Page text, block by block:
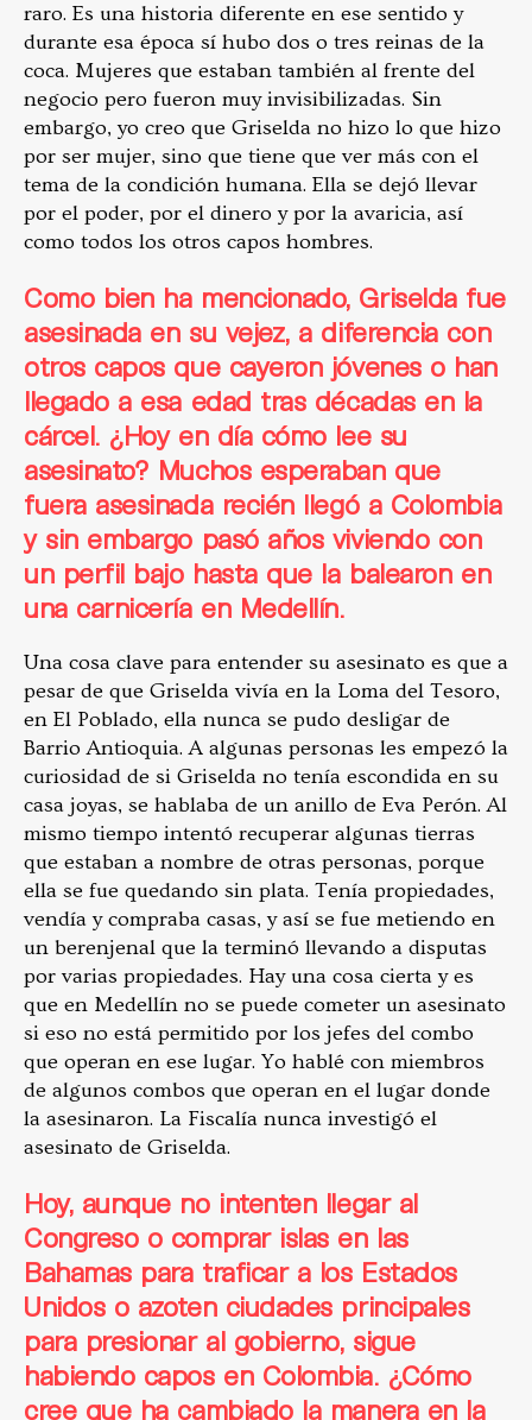
raro. Es una historia diferente en ese sentido y
durante esa época sí hubo dos o tres reinas de la
coca. Mujeres que estaban también al frente del
negocio pero fueron muy invisibilizadas. Sin
embargo, yo creo que Griselda no hizo lo que hizo
por ser mujer, sino que tiene que ver más con el
tema de la condición humana. Ella se dejó llevar
por el poder, por el dinero y por la avaricia, así
como todos los otros capos hombres.
Como bien ha mencionado, Griselda fue
asesinada en su vejez, a diferencia con
otros capos que cayeron jóvenes o han
llegado a esa edad tras décadas en la
cárcel. ¿Hoy en día cómo lee su
asesinato? Muchos esperaban que
fuera asesinada recién llegó a Colombia
y sin embargo pasó años viviendo con
un perfil bajo hasta que la balearon en
una carnicería en Medellín.
Una cosa clave para entender su asesinato es que a
pesar de que Griselda vivía en la Loma del Tesoro,
en El Poblado, ella nunca se pudo desligar de
Barrio Antioquia. A algunas personas les empezó la
curiosidad de si Griselda no tenía escondida en su
casa joyas, se hablaba de un anillo de Eva Perón. Al
mismo tiempo intentó recuperar algunas tierras
que estaban a nombre de otras personas, porque
ella se fue quedando sin plata. Tenía propiedades,
vendía y compraba casas, y así se fue metiendo en
un berenjenal que la terminó llevando a disputas
por varias propiedades. Hay una cosa cierta y es
que en Medellín no se puede cometer un asesinato
si eso no está permitido por los jefes del combo
que operan en ese lugar. Yo hablé con miembros
de algunos combos que operan en el lugar donde
la asesinaron. La Fiscalía nunca investigó el
asesinato de Griselda.
Hoy, aunque no intenten llegar al
Congreso o comprar islas en las
Bahamas para traficar a los Estados
Unidos o azoten ciudades principales
para presionar al gobierno, sigue
habiendo capos en Colombia. ¿Cómo
cree que ha cambiado la manera en la